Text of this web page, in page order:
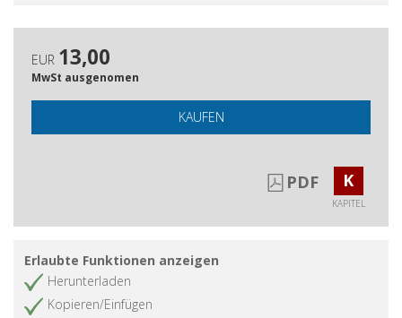
EUR 13,00
MwSt ausgenomen
KAUFEN
PDF K
KAPITEL
Erlaubte Funktionen anzeigen
Herunterladen
Kopieren/Einfügen